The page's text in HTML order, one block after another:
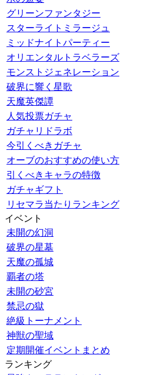
グリーンファンタジー
スターライトミラージュ
ミッドナイトパーティー
オリエンタルトラベラーズ
モンストジェネレーション
破界に響く星歌
天魔英傑譚
人気投票ガチャ
ガチャリドラボ
今引くべきガチャ
オーブのおすすめの使い方
引くべきキャラの特徴
ガチャギフト
リセマラ当たりランキング
イベント
未開の幻洞
破界の星墓
天魔の孤城
覇者の塔
未開の砂宮
禁忌の獄
絶級トーナメント
神獣の聖域
定期開催イベントまとめ
ランキング